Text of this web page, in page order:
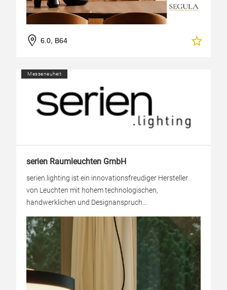
6.0, B64
Messeneuheit
serien Raumleuchten GmbH
serien.lighting ist ein innovationsfreudiger Hersteller
von Leuchten mit hohem technologischen,
handwerklichen und Designanspruch...